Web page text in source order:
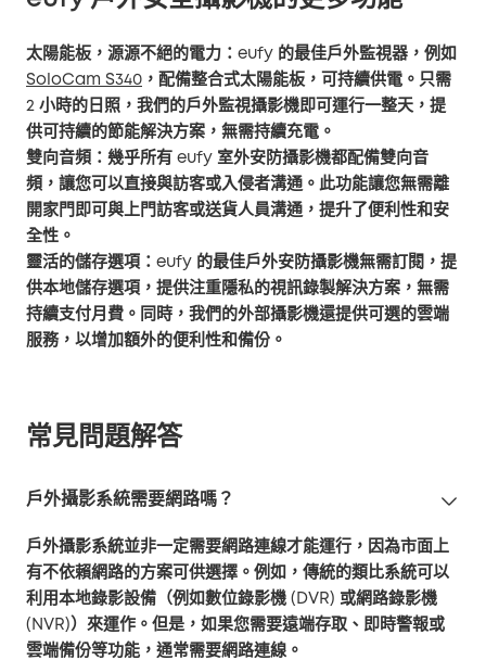
太陽能板，源源不絕的電力 ：eufy 的最佳戶外監視器，例如
SoloCam S340 ，配備整合式太陽能板，可持續供電。只需
2 小時的日照，我們的戶外監視攝影機即可運行一整天，提
供可持續的節能解決方案，無需持續充電。
雙向音頻 ：幾乎所有 eufy 室外安防攝影機都配備雙向音
頻，讓您可以直接與訪客或入侵者溝通。此功能讓您無需離
開家門即可與上門訪客或送貨人員溝通，提升了便利性和安
全性。
靈活的儲存選項 ：eufy 的最佳戶外安防攝影機無需訂閱，提
供本地儲存選項，提供注重隱私的視訊錄製解決方案，無需
持續支付月費。同時，我們的外部攝影機還提供可選的雲端
服務，以增加額外的便利性和備份。
常見問題解答
戶外攝影系統需要網路嗎？
戶外攝影系統並非一定需要網路連線才能運行，因為市面上
有不依賴網路的方案可供選擇。例如，傳統的類比系統可以
利用本地錄影設備（例如數位錄影機 (DVR) 或網路錄影機
(NVR)）來運作。但是，如果您需要遠端存取、即時警報或
雲端備份等功能，通常需要網路連線。